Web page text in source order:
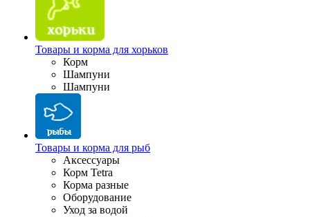
Товары и корма для хорьков
Корм
Шампуни
Шампуни
Товары и корма для рыб
Аксессуары
Корм Tetra
Корма разные
Оборудование
Уход за водой